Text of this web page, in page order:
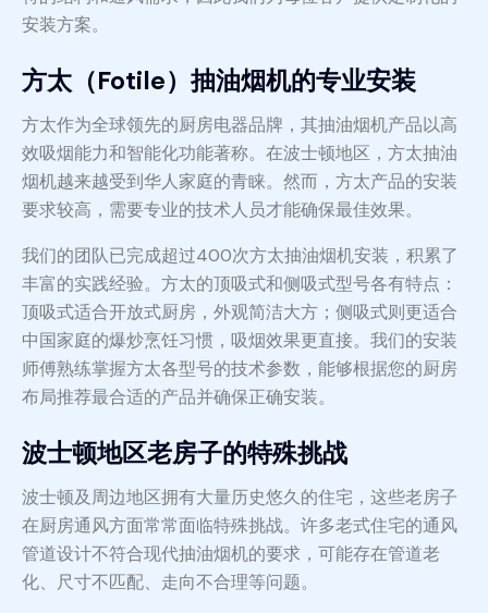
安装方案。
方太（Fotile）抽油烟机的专业安装
方太作为全球领先的厨房电器品牌，其抽油烟机产品以高
效吸烟能力和智能化功能著称。在波士顿地区，方太抽油
烟机越来越受到华人家庭的青睐。然而，方太产品的安装
要求较高，需要专业的技术人员才能确保最佳效果。
我们的团队已完成超过400次方太抽油烟机安装，积累了
丰富的实践经验。方太的顶吸式和侧吸式型号各有特点：
顶吸式适合开放式厨房，外观简洁大方；侧吸式则更适合
中国家庭的爆炒烹饪习惯，吸烟效果更直接。我们的安装
师傅熟练掌握方太各型号的技术参数，能够根据您的厨房
布局推荐最合适的产品并确保正确安装。
波士顿地区老房子的特殊挑战
波士顿及周边地区拥有大量历史悠久的住宅，这些老房子
在厨房通风方面常常面临特殊挑战。许多老式住宅的通风
管道设计不符合现代抽油烟机的要求，可能存在管道老
化、尺寸不匹配、走向不合理等问题。